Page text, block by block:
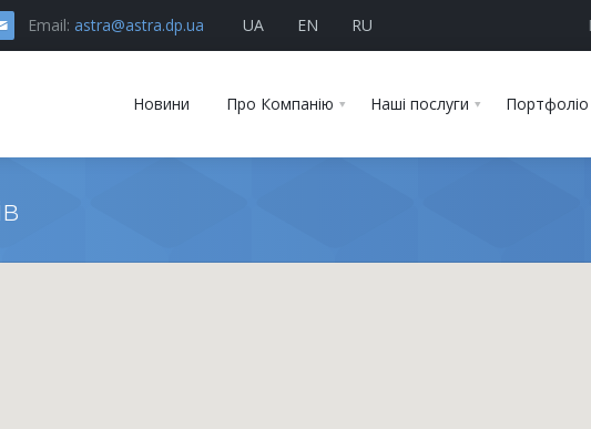
Email: astra@astra.dp.ua UA EN RU
Новини Про Компанію Наші послуги Портфоліо